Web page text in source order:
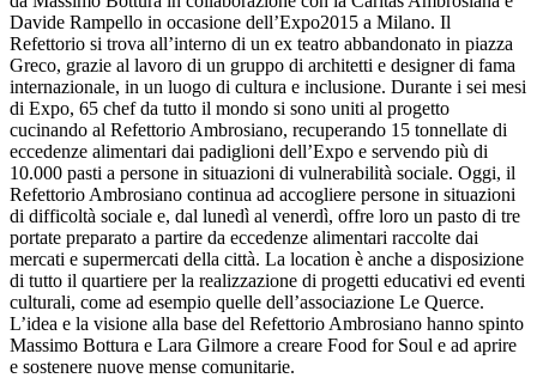
Davide Rampello in occasione dell’Expo2015 a Milano. Il
Refettorio si trova all’interno di un ex teatro abbandonato in piazza
Greco, grazie al lavoro di un gruppo di architetti e designer di fama
internazionale, in un luogo di cultura e inclusione. Durante i sei mesi
di Expo, 65 chef da tutto il mondo si sono uniti al progetto
cucinando al Refettorio Ambrosiano, recuperando 15 tonnellate di
eccedenze alimentari dai padiglioni dell’Expo e servendo più di
10.000 pasti a persone in situazioni di vulnerabilità sociale. Oggi, il
Refettorio Ambrosiano continua ad accogliere persone in situazioni
di difficoltà sociale e, dal lunedì al venerdì, offre loro un pasto di tre
portate preparato a partire da eccedenze alimentari raccolte dai
mercati e supermercati della città. La location è anche a disposizione
di tutto il quartiere per la realizzazione di progetti educativi ed eventi
culturali, come ad esempio quelle dell’associazione Le Querce.
L’idea e la visione alla base del Refettorio Ambrosiano hanno spinto
Massimo Bottura e Lara Gilmore a creare Food for Soul e ad aprire
e sostenere nuove mense comunitarie.